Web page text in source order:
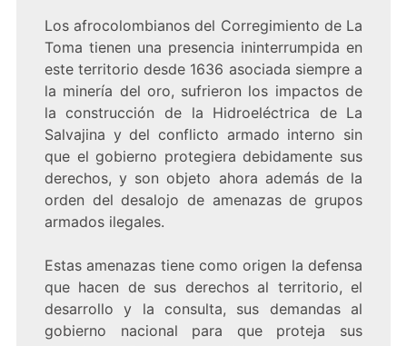
Los afrocolombianos del Corregimiento de La
Toma tienen una presencia ininterrumpida en
este territorio desde 1636 asociada siempre a
la minería del oro, sufrieron los impactos de
la construcción de la Hidroeléctrica de La
Salvajina y del conflicto armado interno sin
que el gobierno protegiera debidamente sus
derechos, y son objeto ahora además de la
orden del desalojo de amenazas de grupos
armados ilegales.
Estas amenazas tiene como origen la defensa
que hacen de sus derechos al territorio, el
desarrollo y la consulta, sus demandas al
gobierno nacional para que proteja sus